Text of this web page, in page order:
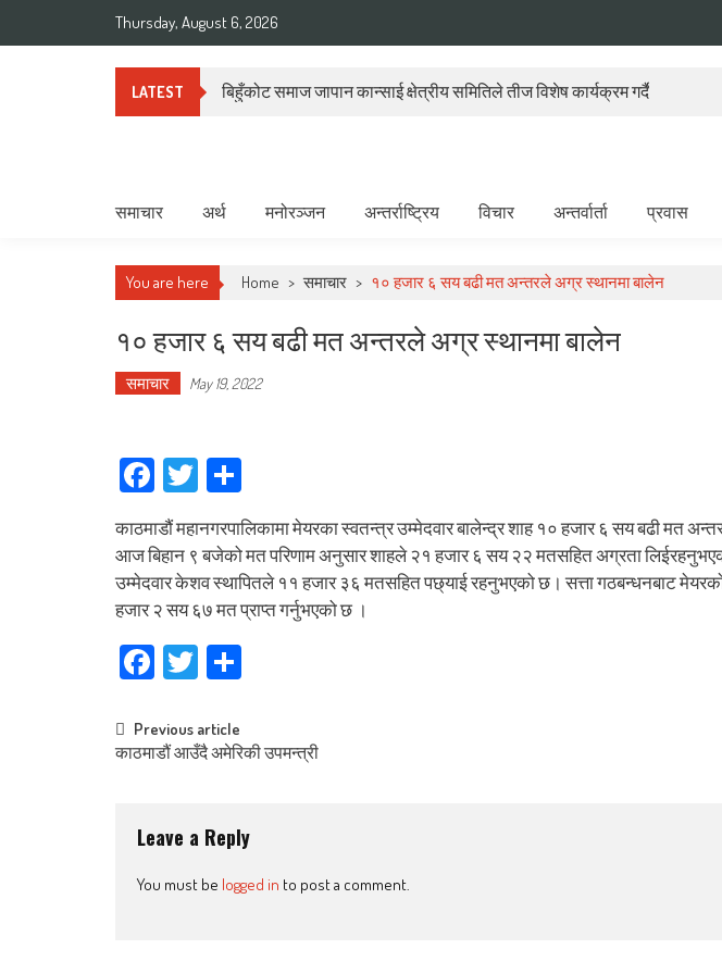
Thursday, August 6, 2026
LATEST बिहुँकोट समाज जापान कान्साई क्षेत्रीय समितिले तीज विशेष कार्यक्रम गर्दै
Deepshree Online
समाचार अर्थ मनोरञ्जन अन्तर्राष्ट्रिय विचार अन्तर्वार्ता प्रवास
You are here Home > समाचार > १० हजार ६ सय बढी मत अन्तरले अग्र स्थानमा बालेन
१० हजार ६ सय बढी मत अन्तरले अग्र स्थानमा बालेन
समाचार May 19, 2022
Facebook
Twitter
काठमाडौं महानगरपालिकामा मेयरका स्वतन्त्र उम्मेदवार बालेन्द्र शाह १० हजार ६ सय बढी मत
आज बिहान ९ बजेको मत परिणाम अनुसार शाहले २१ हजार ६ सय २२ मतसहित अग्रता
उम्मेदवार केशव स्थापितले ११ हजार ३६ मतसहित पछ्याई रहनुभएको छ। सत्ता गठबन्धनबाट
हजार २ सय ६७ मत प्राप्त गर्नुभएको छ ।
Facebook
Twitter
Post
Previous article
काठमाडौं आउँदै अमेरिकी उपमन्त्री
Leave a Reply
You must be logged in to post a comment.